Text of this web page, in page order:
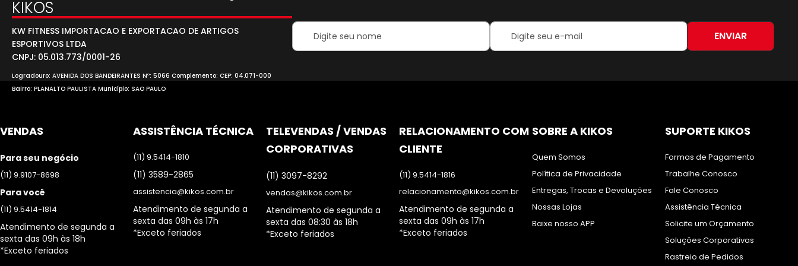
KIKOS
KW FITNESS IMPORTACAO E EXPORTACAO DE ARTIGOS
ESPORTIVOS LTDA
CNPJ: 05.013.773/0001-26
Logradouro: AVENIDA DOS BANDEIRANTES Nº: 5066 Complemento: CEP: 04.071-000
Bairro: PLANALTO PAULISTA Município: SAO PAULO
Your
Name:
Inscreva-
na
ENVIAR
VENDAS
Para seu negócio
(11) 9.9107-8698
Para você
(11) 9.5414-1814
Atendimento de segunda a
sexta das 09h às 18h
*Exceto feriados
ASSISTÊNCIA TÉCNICA
(11) 9.5414-1810
(11) 3589-2865
assistencia@kikos.com.br
Atendimento de segunda a
sexta das 09h às 17h
*Exceto feriados
TELEVENDAS / VENDAS
CORPORATIVAS
(11) 3097-8292
vendas@kikos.com.br
Atendimento de segunda a
sexta das 08:30 às 18h
*Exceto feriados
RELACIONAMENTO COM
CLIENTE
(11) 9.5414-1816
relacionamento@kikos.com.br
Atendimento de segunda a
sexta das 09h às 17h
*Exceto feriados
SOBRE A KIKOS
Quem Somos
Política de Privacidade
Entregas, Trocas e Devoluções
Nossas Lojas
Baixe nosso APP
SUPORTE KIKOS
Formas de Pagamento
Trabalhe Conosco
Fale Conosco
Assistência Técnica
Solicite um Orçamento
Soluções Corporativas
Rastreio de Pedidos